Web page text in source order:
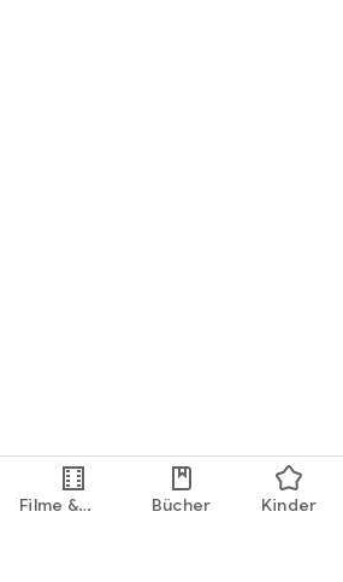
Filme &
Bücher Kinder